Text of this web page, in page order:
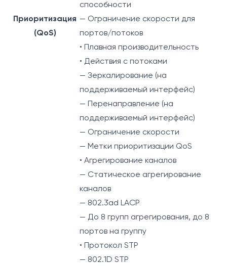
Приоритизация
(QoS)
способности
— Ограничение скорости для
портов/потоков
• Плавная производительность
• Действия с потоками
— Зеркалирование (на
поддерживаемый интерфейс)
— Перенаправление (на
поддерживаемый интерфейс)
— Ограничение скорости
— Метки приоритизации QoS
• Агрегирование каналов
— Статическое агрегирование
каналов
— 802.3ad LACP
— До 8 групп агрегирования, до 8
портов на группу
• Протокол STP
— 802.1D STP